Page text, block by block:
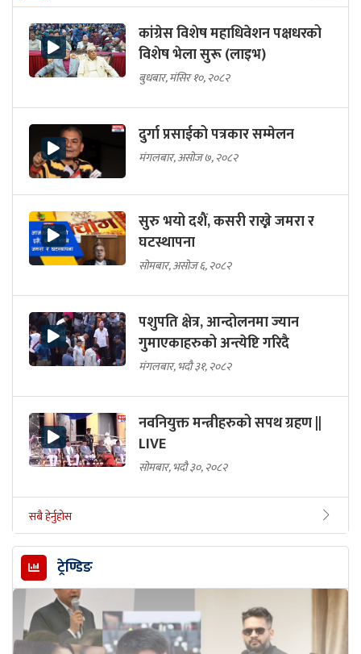
कांग्रेस विशेष महाधिवेशन पक्षधरको
विशेष भेला सुरू (लाइभ)
बुधबार, मंसिर १०, २०८२
दुर्गा प्रसाईको पत्रकार सम्मेलन
मंगलबार, असोज ७, २०८२
सुरु भयो दशैं, कसरी राख्ने जमरा र
घटस्थापना
सोमबार, असोज ६, २०८२
पशुपति क्षेत्र, आन्दोलनमा ज्यान
गुमाएकाहरुको अन्त्येष्टि गरिदै
मंगलबार, भदौ ३१, २०८२
नवनियुक्त मन्त्रीहरुको सपथ ग्रहण ||
LIVE
सोमबार, भदौ ३०, २०८२
सबै हेर्नुहोस
ट्रेण्डिङ